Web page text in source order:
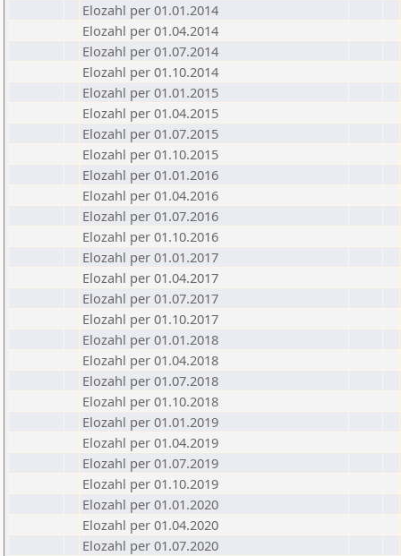
Elozahl per 01.01.2014
Elozahl per 01.04.2014
Elozahl per 01.07.2014
Elozahl per 01.10.2014
Elozahl per 01.01.2015
Elozahl per 01.04.2015
Elozahl per 01.07.2015
Elozahl per 01.10.2015
Elozahl per 01.01.2016
Elozahl per 01.04.2016
Elozahl per 01.07.2016
Elozahl per 01.10.2016
Elozahl per 01.01.2017
Elozahl per 01.04.2017
Elozahl per 01.07.2017
Elozahl per 01.10.2017
Elozahl per 01.01.2018
Elozahl per 01.04.2018
Elozahl per 01.07.2018
Elozahl per 01.10.2018
Elozahl per 01.01.2019
Elozahl per 01.04.2019
Elozahl per 01.07.2019
Elozahl per 01.10.2019
Elozahl per 01.01.2020
Elozahl per 01.04.2020
Elozahl per 01.07.2020